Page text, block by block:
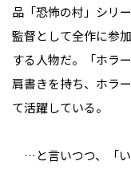
品「恐怖の村」シリ
監督として全作に参
する人物だ。「ホラ
肩書きを持ち、ホラ
て活躍している。
…と言いつつ、「い